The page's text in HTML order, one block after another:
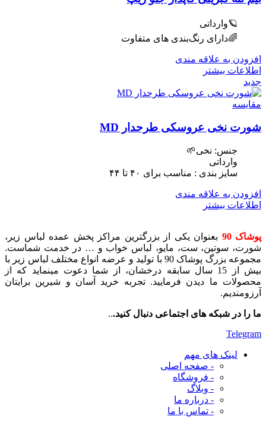
🪐وارداتی
🌈دارای رنگ‌بندی های متفاوت
افزودن به علاقه مندی
اطلاعات بیشتر
جدید
مقایسه
شورت نخی عروسکی طرحدار MD
جنس: نخی🌱
وارداتی
سایز بندی : مناسب برای ۴٠ تا ۴۴
افزودن به علاقه مندی
اطلاعات بیشتر
پوشاک 90
بعنوان یکی از بزرگترین مراکز پخش عمده لباس زیر،
شورت، سوتین، ست، مایو، لباس خواب و … در خدمت شماست.
مجموعه بزرگ پوشاک 90 با تولید و عرضه انواع مختلف لباس زیر با
بیش از 15 سال سابقه درخشان، از شما دعوت مینماید که از
محصولات ما دیدن فرمایید. تجربه خرید آسان و شیرین برایتان
آرزومندیم.
ما را در شبکه های اجتماعی دنبال کنید...
Telegram
لینک های مهم
- صفحه اصلی
- فروشگاه
- وبلاگ
- درباره ما
- تماس با ما